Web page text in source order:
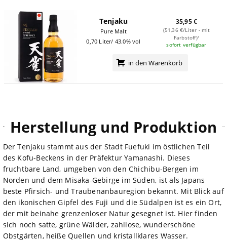
Tenjaku
Pure Malt
0,70 Liter/ 43.0% vol
35,95 €
(51,36 €/Liter - mit
Farbstoff)¹
sofort verfügbar
in den Warenkorb
Herstellung und Produktion
Der Tenjaku stammt aus der Stadt Fuefuki im östlichen Teil
des Kofu-Beckens in der Präfektur Yamanashi. Dieses
fruchtbare Land, umgeben von den Chichibu-Bergen im
Norden und dem Misaka-Gebirge im Süden, ist als Japans
beste Pfirsich- und Traubenanbauregion bekannt. Mit Blick auf
den ikonischen Gipfel des Fuji und die Südalpen ist es ein Ort,
der mit beinahe grenzenloser Natur gesegnet ist. Hier finden
sich noch satte, grüne Wälder, zahllose, wunderschöne
Obstgärten, heiße Quellen und kristallklares Wasser.